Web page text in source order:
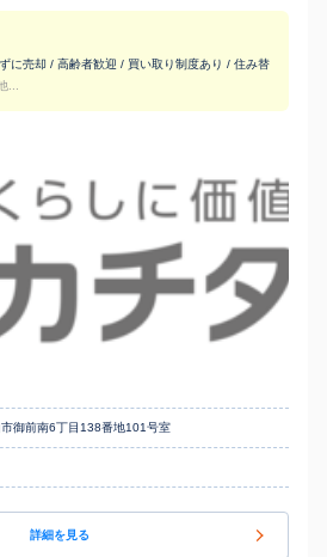
に売却 / 高齢者歓迎 / 買い取り制度あり / 住み替
...
御前南6丁目138番地101号室
詳細を見る